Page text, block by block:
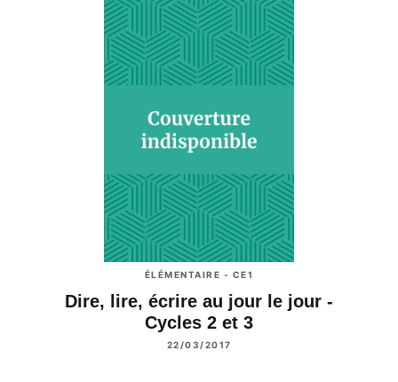
ÉLÉMENTAIRE - CE1
Dire, lire, écrire au jour le jour -
Cycles 2 et 3
22/03/2017